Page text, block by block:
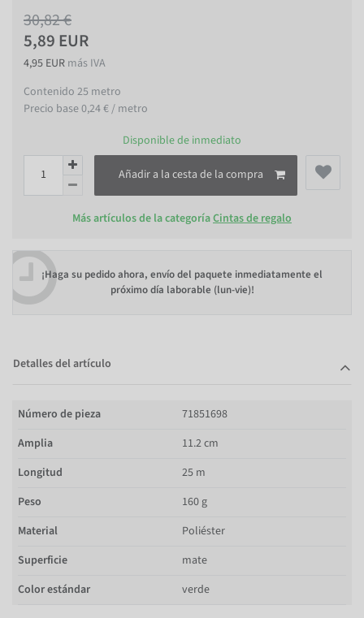
30,82 €
5,89 EUR
4,95 EUR más IVA
Contenido 25 metro
Precio base0,24 € / metro
Disponible de inmediato
Añadir a la cesta de la compra
Más artículos de la categoríaCintas de regalo
¡Haga su pedido ahora, envío del paquete inmediatamente el
próximo día laborable (lun-vie)!
Detalles del artículo
Número de pieza
71851698
Amplia
11.2 cm
Longitud
25 m
Peso
160 g
Material
Poliéster
Superficie
mate
Color estándar
verde